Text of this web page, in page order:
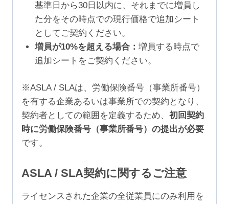
基準日から30日以内に、それまでに増員し
た分をその時点での現行価格で追加シート
としてご契約ください。
増員が10%を超える場合： 増員する時点で
追加シートをご契約ください。
※ASLA / SLAは、労働保険番号（事業所番号）
を有する企業あるいは事業所での契約となり、
契約者としての範囲を定義するため、 初回契約
時に労働保険番号（事業所番号）の提出が必要
です。
ASLA / SLA契約に関するご注意
ライセンスされた企業の全従業員にのみ利用を